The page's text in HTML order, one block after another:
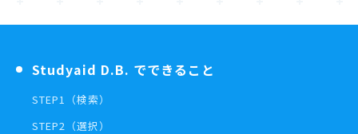
Studyaid D.B. でできること
STEP1（検索）
STEP2（選択）